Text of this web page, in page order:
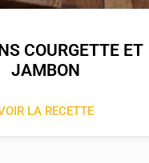
COURGETTE ET
JAMBON
LA RECETTE